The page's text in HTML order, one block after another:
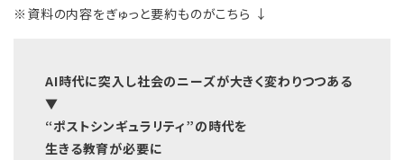
※資料の内容をぎゅっと要約ものがこちら ↓
AI時代に突入し社会のニーズが大きく変わりつつある
▼
“ポストシンギュラリティ”の時代を
生きる教育が必要に